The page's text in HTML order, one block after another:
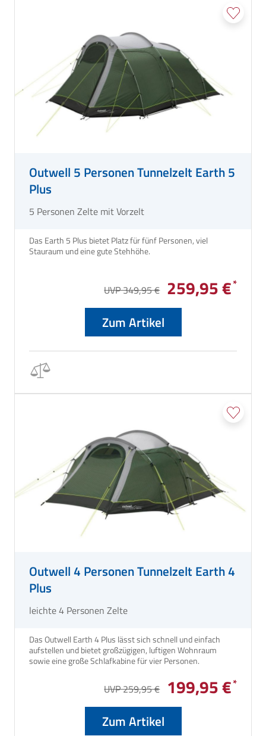
Outwell 5 Personen Tunnelzelt Earth 5
Plus
5 Personen Zelte mit Vorzelt
Das Earth 5 Plus bietet Platz für fünf Personen, viel
UVP 349,95 € 259,95 €
Zum Artikel
Outwell 4 Personen Tunnelzelt Earth 4
Plus
leichte 4 Personen Zelte
Das Outwell Earth 4 Plus lässt sich schnell und einfach
aufstellen und bietet großzügigen, luftigen Wohnraum
UVP 259,95 € 199,95 €
Zum Artikel